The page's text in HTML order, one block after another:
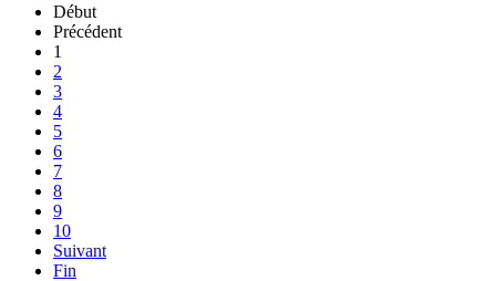
Début
Précédent
1
2
3
4
5
6
7
8
9
10
Suivant
Fin